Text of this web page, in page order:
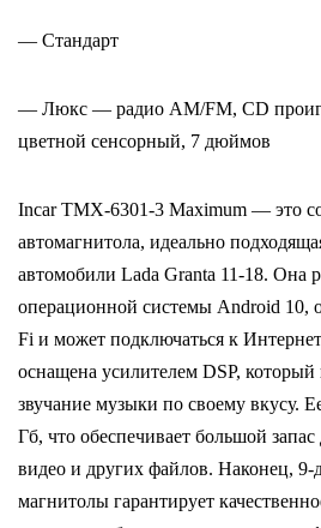
— Стандарт
— Люкс — радио AM/FM, CD
цветной сенсорный, 7 дюймов
Incar TMX-6301-3 Maximum — это
автомагнитола, идеально
автомобили Lada Granta 11-18. Она
операционной системы Android 10,
Fi и может подключаться к
оснащена усилителем DSP, который
звучание музыки по своему вкусу.
Гб, что обеспечивает большой запас
видео и других файлов. Наконец,
магнитолы гарантирует